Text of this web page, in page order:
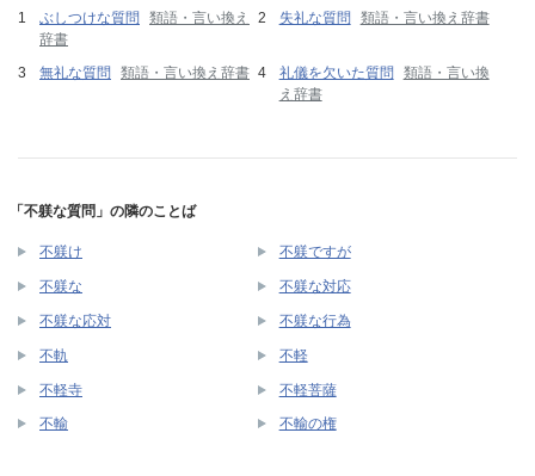
ぶしつけな質問
類語・言い換え
辞書
失礼な質問 類語・言い換え辞書
無礼な質問 類語・言い換え辞書 礼儀を欠いた質問
類語・言い換
え辞書
「不躾な質問」の隣のことば
不躾け 不躾ですが
不躾な 不躾な対応
不躾な応対 不躾な行為
不軌 不軽
不軽寺 不軽菩薩
不輸 不輸の権